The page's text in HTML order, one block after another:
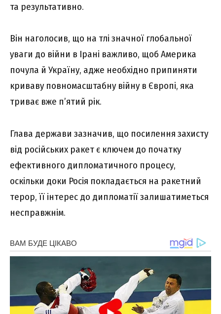
та результативно.
Він наголосив, що на тлі значної глобальної
уваги до війни в Ірані важливо, щоб Америка
почула й Україну, адже необхідно припиняти
криваву повномасштабну війну в Європі, яка
триває вже п’ятий рік.
Глава держави зазначив, що посилення захисту
від російських ракет є ключем до початку
ефективного дипломатичного процесу,
оскільки доки Росія покладається на ракетний
терор, її інтерес до дипломатії залишатиметься
несправжнім.